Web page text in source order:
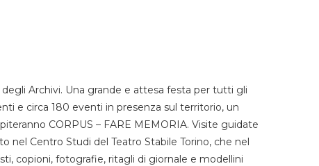
Archivi. Una grande e attesa festa per tutti gli
e circa 180 eventi in presenza sul territorio, un
CORPUS – FARE MEMORIA. Visite guidate
nel Centro Studi del Teatro Stabile Torino, che nel
copioni, fotografie, ritagli di giornale e modellini